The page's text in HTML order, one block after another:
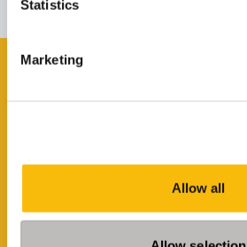
Statistics
Marketing
Allow all
Naomi Vervaart
Programma-adviseur
Telefoonnummer
+31 346 295 985
E-mailadres
Stuur mij een e-mail